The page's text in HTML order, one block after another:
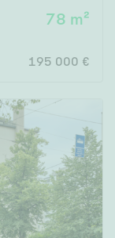
78 m²
195 000 €